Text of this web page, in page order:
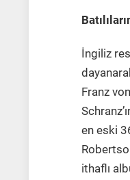
İngiliz
Franz
en eski
ithaflı